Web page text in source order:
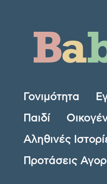
Γονιμότητα
Παιδί
Αληθινές
Προτάσεις